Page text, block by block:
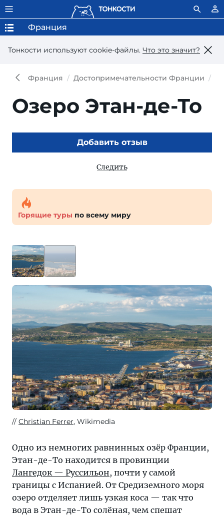
Тонкости используют сookie-файлы. Что это значит?
Франция
Франция Достопримечательности Франции
Озеро Этан-де-То
Добавить отзыв
Следить
Горящие туры по всему миру
Christian Ferrer, Wikimedia
Одно из немногих равнинных озёр Франции,
Этан-де-То находится в провинции
Лангедок — Руссильон, почти у самой
границы с Испанией. От Средиземного моря
озеро отделяет лишь узкая коса — так что
вода в Этан-де-То солёная, чем спешат